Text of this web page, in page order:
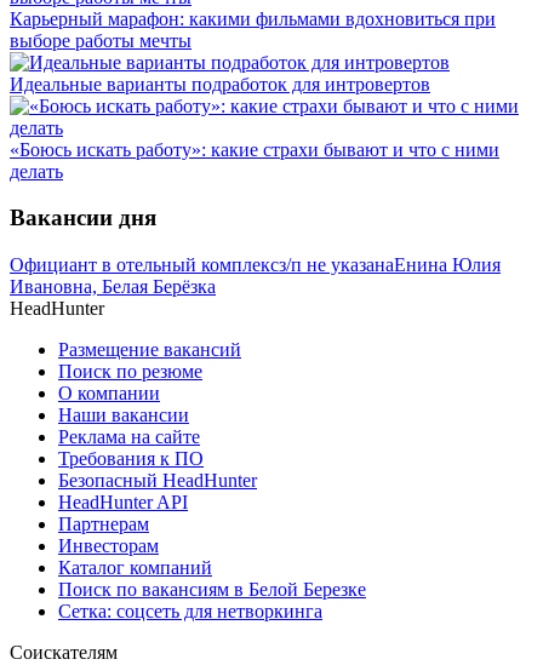
Карьерный марафон: какими фильмами вдохновиться при
выборе работы мечты
Идеальные варианты подработок для интровертов
«Боюсь искать работу»: какие страхи бывают и что с ними
делать
Вакансии дня
Официант в отельный комплексз/п не указанаЕнина Юлия
Ивановна, Белая Берёзка
HeadHunter
Размещение вакансий
Поиск по резюме
О компании
Наши вакансии
Реклама на сайте
Требования к ПО
Безопасный HeadHunter
HeadHunter API
Партнерам
Инвесторам
Каталог компаний
Поиск по вакансиям в Белой Березке
Сетка: соцсеть для нетворкинга
Соискателям